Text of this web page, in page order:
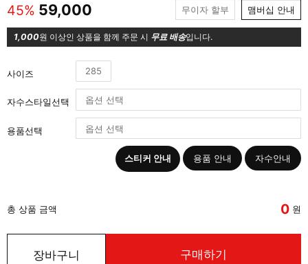
45% 59,000 무이자 할부 맴버십 안내
1,000원 이상인 상품을 함께 주문 시 무료 배송입니다.
사이즈 285
자수스타일선택
용품선택
스티커 안내 용품 안내 자수안내
총 상품 금액 0 원
장바구니 구매하기